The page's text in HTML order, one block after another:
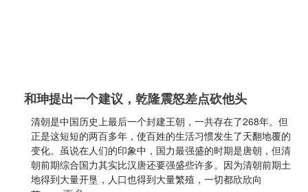
和珅提出一个建议，乾隆震怒差点砍他头
清朝是中国历史上最后一个封建王朝，一共存在了268年。但
正是这短短的两百多年，使百姓的生活习惯发生了天翻地覆的
变化。虽说在人们的印象中，国力最强盛的时期是唐朝，但清
朝前期综合国力其实比汉唐还要强盛些许多。因为清朝前期土
地得到大量开垦，人口也得到大量繁殖，一切都欣欣向